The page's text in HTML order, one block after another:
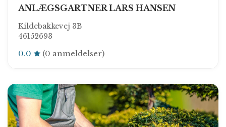
ANLÆGSGARTNER LARS HANSEN
Kildebakkevej 3B
46152693
0.0 (0 anmeldelser)